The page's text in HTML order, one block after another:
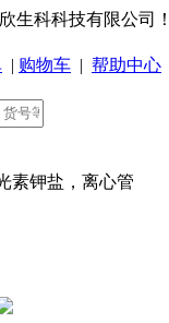
生科科技有限公司！
| 购物车 | 帮助中心
素钾盐，离心管